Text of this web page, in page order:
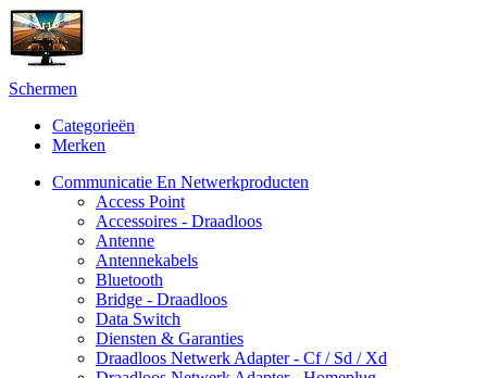
Schermen
Categorieën
Merken
Communicatie En Netwerkproducten
Access Point
Accessoires - Draadloos
Antenne
Antennekabels
Bluetooth
Bridge - Draadloos
Data Switch
Diensten & Garanties
Draadloos Netwerk Adapter - Cf / Sd / Xd